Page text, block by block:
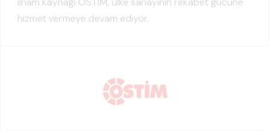
hizmet vermeye devam ediyor.